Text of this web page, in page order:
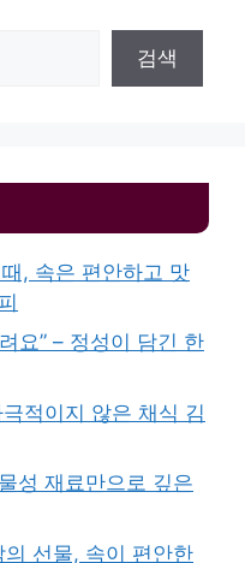
검색
, 속은 편안하고 맛
요” – 정성이 담긴 한
적이지 않은 채식 김
성 재료만으로 깊은
선물, 속이 편안한